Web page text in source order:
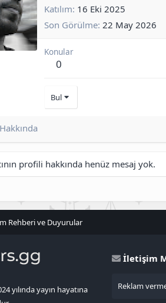
Katılım 16 Eki 2025
Son Görülme 22 May 2026
Konular
0
Bul
Hakkında
profili hakkında henüz mesaj yok.
Rehberi ve Duyurular
yılında yayın hayatına
İletişim
Reklam